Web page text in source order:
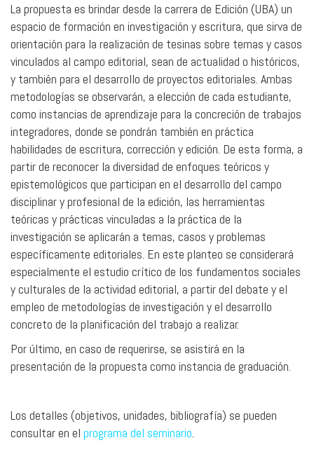
La propuesta es brindar desde la carrera de Edición (UBA) un
espacio de formación en investigación y escritura, que sirva de
orientación para la realización de tesinas sobre temas y casos
vinculados al campo editorial, sean de actualidad o históricos,
y también para el desarrollo de proyectos editoriales. Ambas
metodologías se observarán, a elección de cada estudiante,
como instancias de aprendizaje para la concreción de trabajos
integradores, donde se pondrán también en práctica
habilidades de escritura, corrección y edición. De esta forma, a
partir de reconocer la diversidad de enfoques teóricos y
epistemológicos que participan en el desarrollo del campo
disciplinar y profesional de la edición, las herramientas
teóricas y prácticas vinculadas a la práctica de la
investigación se aplicarán a temas, casos y problemas
específicamente editoriales. En este planteo se considerará
especialmente el estudio crítico de los fundamentos sociales
y culturales de la actividad editorial, a partir del debate y el
empleo de metodologías de investigación y el desarrollo
concreto de la planificación del trabajo a realizar.
Por último, en caso de requerirse, se asistirá en la
presentación de la propuesta como instancia de graduación.
Los detalles (objetivos, unidades, bibliografía) se pueden
consultar en el programa del seminario.